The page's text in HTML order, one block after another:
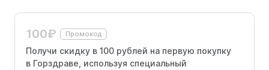
100₽ Промокод
Получи скидку в 100 рублей на первую покупку
в Горздраве, используя специальный